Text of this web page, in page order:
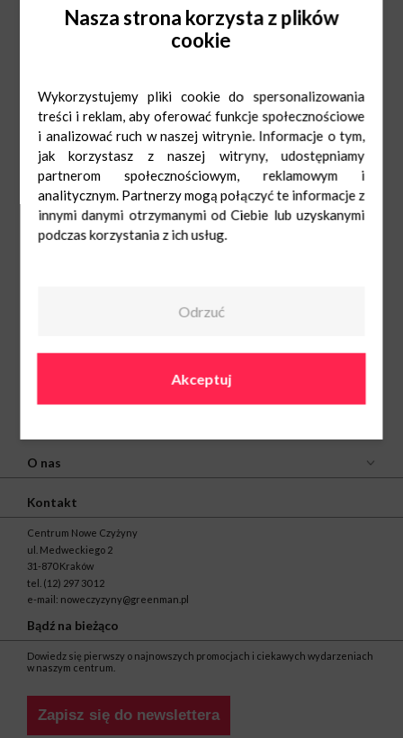
O nas
Kontakt
Centrum Nowe Czyżyny
ul. Medweckiego 2
31-870 Kraków
tel. (12) 297 30 12
e-mail: noweczyzyny@greenman.pl
Bądź na bieżąco
Dowiedz się pierwszy o najnowszych promocjach i ciekawych wydarzeniach
w naszym centrum.
Zapisz się do newslettera
Nasza strona korzysta z plików
cookie
Wykorzystujemy pliki cookie do spersonalizowania
treści i reklam, aby oferować funkcje społecznościowe
i analizować ruch w naszej witrynie. Informacje o tym,
jak korzystasz z naszej witryny, udostępniamy
partnerom społecznościowym, reklamowym i
analitycznym. Partnerzy mogą połączyć te informacje z
innymi danymi otrzymanymi od Ciebie lub uzyskanymi
podczas korzystania z ich usług.
Odrzuć
Akceptuj